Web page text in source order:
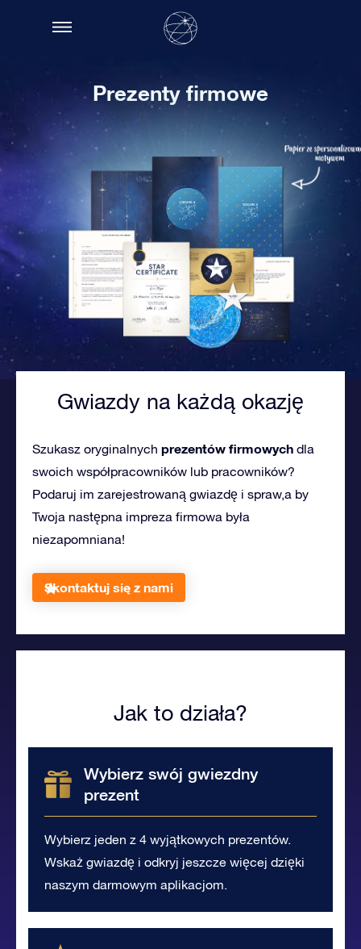
Prezenty firmowe
Gwiazdy na każdą okazję
Szukasz oryginalnych prezentów firmowych dla
swoich współpracowników lub pracowników?
Podaruj im zarejestrowaną gwiazdę i spraw,a by
Twoja następna impreza firmowa była
niezapomniana!
Skontaktuj się z nami
Jak to działa?
Wybierz swój gwiezdny
prezent
Wybierz jeden z 4 wyjątkowych prezentów.
Wskaż gwiazdę i odkryj jeszcze więcej dzięki
naszym darmowym aplikacjom.